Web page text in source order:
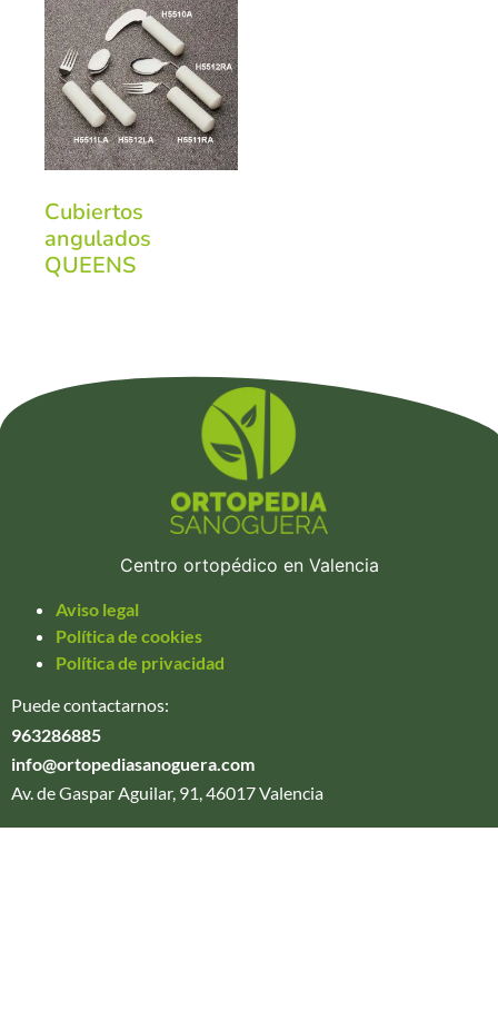
Cubiertos
angulados
QUEENS
Centro ortopédico en Valencia
Aviso legal
Política de cookies
Política de privacidad
Puede contactarnos:
963286885
info@ortopediasanoguera.com
Av. de Gaspar Aguilar, 91, 46017 Valencia